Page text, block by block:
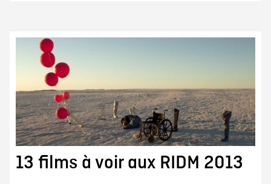
13 films à voir aux RIDM 2013